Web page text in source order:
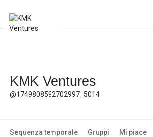
KMK Ventures
@1749808592702997_5014
Sequenza temporale Gruppi Mi piace